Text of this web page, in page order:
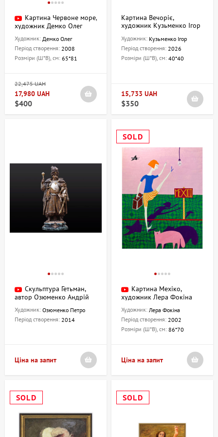
Картина Червоне море,
художник Демко Олег
Художник: Демко Олег
Період створення: 2008
Розміри (Ш*В), см: 65*81
22,475 UAH
17,980 UAH
$400
Картина Вечоріє,
художник Кузьменко Ігор
Художник: Кузьменко Ігор
Період створення: 2026
Розміри (Ш*В), см: 40*40
15,733 UAH
$350
Скульптура Гетьман,
автор Озюменко Андрій
Художник: Озюменко Петро
Період створення: 2014
Ціна на запит
SOLD
Картина Мехіко,
художник Лера Фокіна
Художник: Лера Фокіна
Період створення: 2002
Розміри (Ш*В), см: 86*70
Ціна на запит
SOLD SOLD